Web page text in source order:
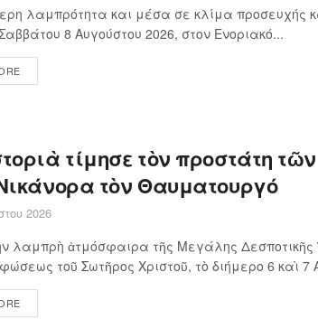
λαμπρότητα και μέσα σε κλίμα προσευχής
8 Αυγούστου 2026, στον Ενοριακό...
τίμησε τὸν προστάτη
τὸν Θαυματουργό
2026
λαμπρὴ ἀτμόσφαιρα τῆς Μεγάλης Δεσποτικῆς
τοῦ Σωτῆρος Χριστοῦ, τὸ διήμερο 6 καὶ 7